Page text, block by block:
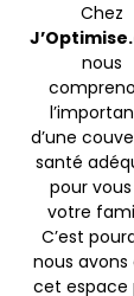
Chez
nous
d’une
santé
pour
votre
C’est
nous avons
cet espace